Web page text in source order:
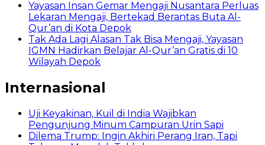
Yayasan Insan Gemar Mengaji Nusantara Perluas
Lekaran Mengaji, Bertekad Berantas Buta Al-
Qur’an di Kota Depok
Tak Ada Lagi Alasan Tak Bisa Mengaji, Yayasan
IGMN Hadirkan Belajar Al-Qur’an Gratis di 10
Wilayah Depok
Internasional
Uji Keyakinan, Kuil di India Wajibkan
Pengunjung Minum Campuran Urin Sapi
Dilema Trump: Ingin Akhiri Perang Iran, Tapi